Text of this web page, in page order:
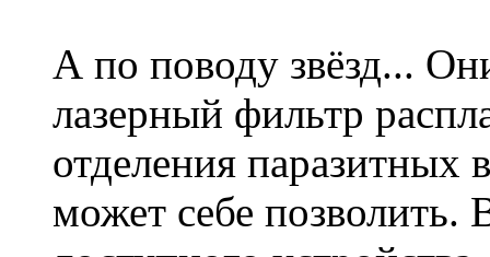
А по поводу звёзд...
лазерный фильтр
отделения
может себе позволить.